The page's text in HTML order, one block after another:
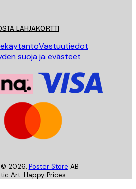
LAHJAKORTTI
Vastuutiedot
suoja ja evästeet
© 2026, Poster Store AB
Art. Happy Prices.